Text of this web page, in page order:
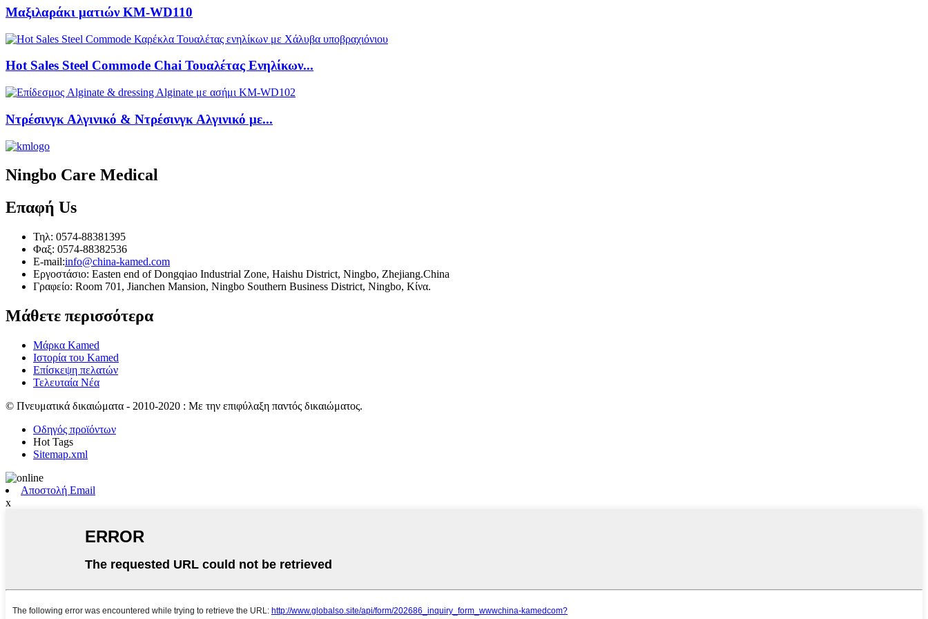
Μαξιλαράκι ματιών KM-WD110
Hot Sales Steel Commode Chai Τουαλέτας Ενηλίκων...
Ντρέσινγκ Αλγινικό & Ντρέσινγκ Αλγινικό με...
Ningbo Care Medical
Επαφή Us
Τηλ: 0574-88381395
Φαξ: 0574-88382536
E-mail:info@china-kamed.com
Εργοστάσιο: Easten end of Dongqiao Industrial Zone, Haishu District, Ningbo, Zhejiang.China
Γραφείο: Room 701, Jianchen Mansion, Ningbo Southern Business District, Ningbo, Κίνα.
Μάθετε περισσότερα
Μάρκα Kamed
Ιστορία του Kamed
Επίσκεψη πελατών
Τελευταία Νέα
© Πνευματικά δικαιώματα - 2010-2020 : Με την επιφύλαξη παντός δικαιώματος.
Οδηγός προϊόντων
Hot Tags
Sitemap.xml
Αποστολή Email
x